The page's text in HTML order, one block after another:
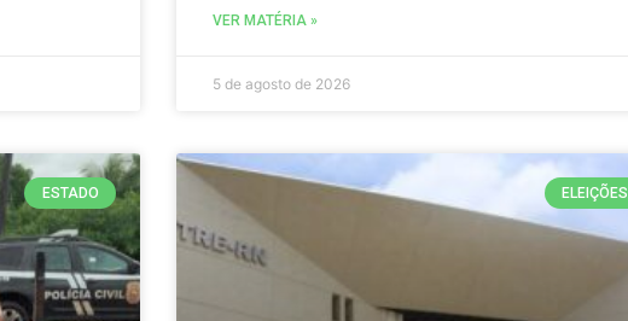
VER MATÉRIA »
5 de agosto de 2026
ESTADO ELEIÇÕES